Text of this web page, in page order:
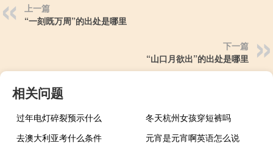
上一篇
“一刻既万周”的出处是哪里
下一篇
“山口月欲出”的出处是哪里
相关问题
过年电灯碎裂预示什么
冬天杭州女孩穿短裤吗
去澳大利亚考什么条件
元宵是元宵啊英语怎么说